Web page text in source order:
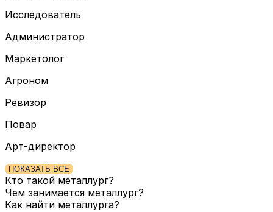
Исследователь
Администратор
Маркетолог
Агроном
Ревизор
Повар
Арт-директор
ПОКАЗАТЬ ВСЕ
Кто такой металлург?
Чем занимается металлург?
Как найти металлурга?